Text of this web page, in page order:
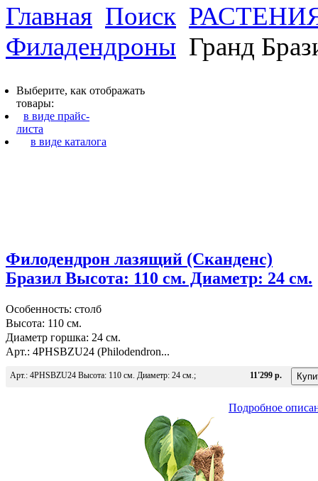
Главная Поиск
Филадендроны Гранд
Выберите, как отображать
товары:
в виде прайс-
листа
в виде каталога
Филодендрон лазящий (Сканденс)
Бразил Высота: 110 см. Диаметр: 24 см.
Особенность: столб
Высота: 110 см.
Диаметр горшка: 24 см.
Арт.: 4PHSBZU24 (Philodendron...
Арт.: 4PHSBZU24 Высота: 110 см. Диаметр: 24 см.; 11'299 р.
Подробное